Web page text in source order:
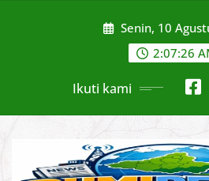
Senin, 10
2:07:27
Ikuti kami